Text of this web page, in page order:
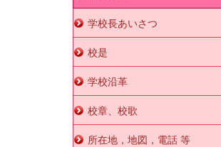
学校長あいさつ
校是
学校沿革
校章、校歌
所在地，地図，電話 等